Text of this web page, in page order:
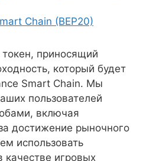
Chain (BEP20)
приносящий
который будет
Smart Chain. Мы
пользователей
включая
достижение рыночного
использовать
качестве игровых